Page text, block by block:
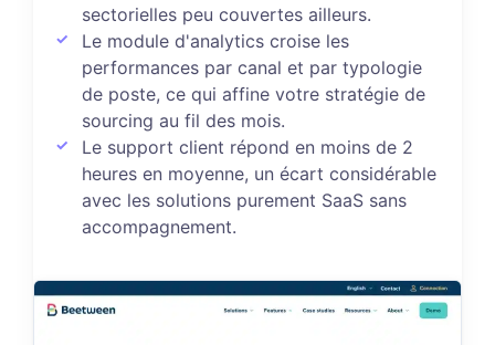
sectorielles peu couvertes ailleurs.
Le module d'analytics croise les
performances par canal et par typologie
de poste, ce qui affine votre stratégie de
sourcing au fil des mois.
Le support client répond en moins de 2
heures en moyenne, un écart considérable
avec les solutions purement SaaS sans
accompagnement.